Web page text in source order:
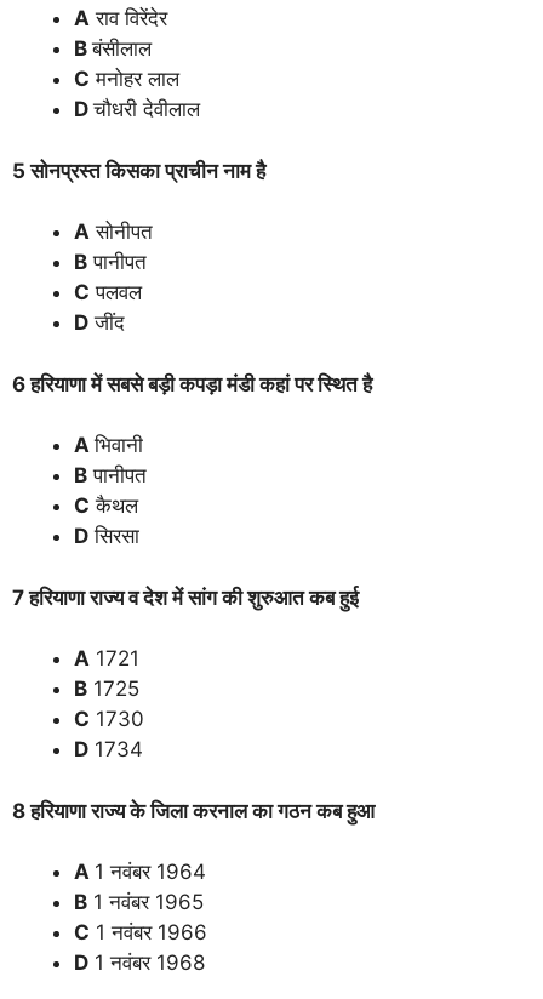
A राव विरेंदेर
Bबंसीलाल
C मनोहर लाल
Dचौधरी देवीलाल
5 सोनप्रस्त किसका प्राचीन नाम है
A सोनीपत
B पानीपत
C पलवल
D जींद
6 हरियाणा में सबसे बड़ी कपड़ा मंडी कहां पर स्थित है
Aभिवानी
B पानीपत
C कैथल
D सिरसा
7 हरियाणा राज्य व देश में सांग की शुरुआत कब हुई
A 1721
B 1725
C 1730
D 1734
8 हरियाणा राज्य के जिला करनाल का गठन कब हुआ
A 1 नवंबर 1964
B 1 नवंबर 1965
C 1 नवंबर 1966
D 1 नवंबर 1968